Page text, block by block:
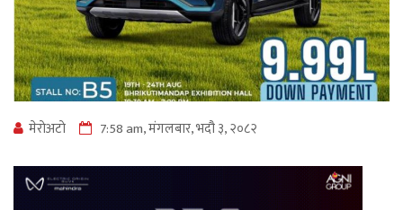
मेराेअटाे 7:58 am, मंगलबार, भदौ ३, २०८२